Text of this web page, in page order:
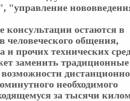
"управление
остаются в
человеческого общения,
и прочих технических
заменить традиционные
необходимого
за тысячи